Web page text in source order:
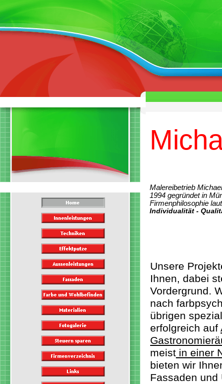
Malereibetrieb
1994 gegründet in
Firmenphilosophie
Individualität -
Unsere
Ihnen, dabei
Vordergrund.
nach
übrigen
erfolgreich auf
meist in einer
bieten wir
Fassaden und